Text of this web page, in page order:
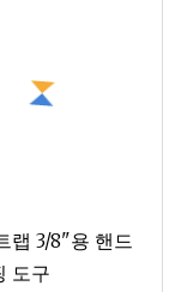
랩 3/8"용 핸드
도구